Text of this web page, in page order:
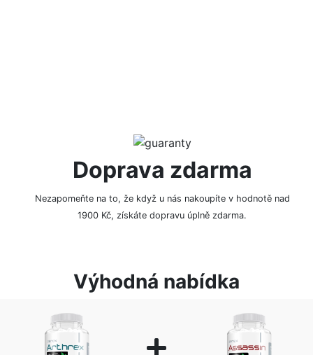
Doprava zdarma
Nezapomeňte na to, že když u nás nakoupíte v hodnotě nad
1900 Kč, získáte dopravu úplně zdarma.
Výhodná nabídka